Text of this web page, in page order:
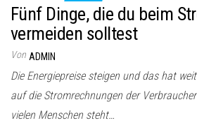
Fünf Dinge, die du beim
vermeiden solltest
Von ADMIN
Die Energiepreise steigen und das hat
auf die Stromrechnungen der
vielen Menschen steht…